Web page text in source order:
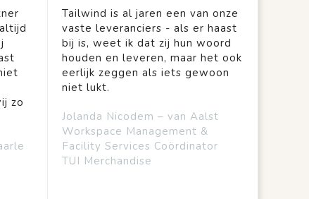
zo
Tailwind is al jaren een van onze
vaste leveranciers - als er haast
bij is, weet ik dat zij hun woord
houden en leveren, maar het ook
eerlijk zeggen als iets gewoon
niet lukt.
Jolanda Nicodem – van Aalst
Workspace Management &
Facility Services Coördinator
TUI Merchandise